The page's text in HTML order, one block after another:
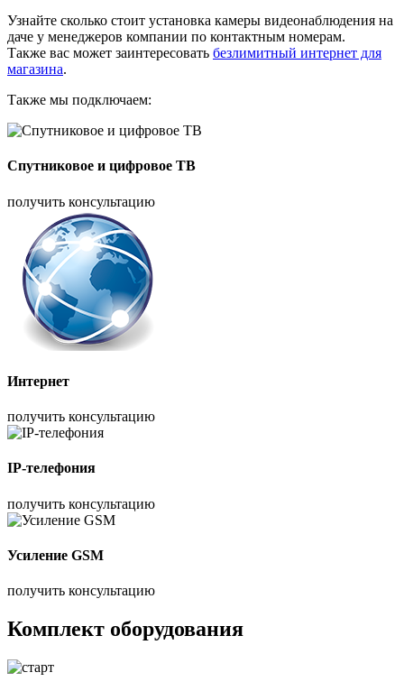
Узнайте сколько стоит установка камеры видеонаблюдения на
даче у менеджеров компании по контактным номерам.
Также вас может заинтересовать безлимитный интернет для
магазина.
Также мы подключаем:
Спутниковое и цифровое ТВ
получить консультацию
Интернет
получить консультацию
IP-телефония
получить консультацию
Усиление GSM
получить консультацию
Комплект оборудования